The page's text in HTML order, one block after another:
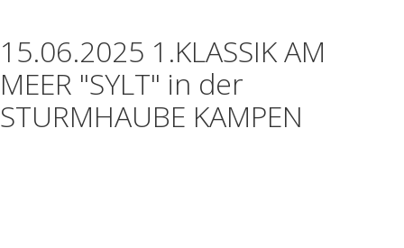
15.06.2025 1.KLASSIK AM
MEER "SYLT" in der
STURMHAUBE KAMPEN